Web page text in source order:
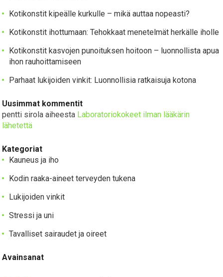
Kotikonstit kipeälle kurkulle – mikä auttaa nopeasti?
Kotikonstit ihottumaan: Tehokkaat menetelmät herkälle iholle
Kotikonstit kasvojen punoituksen hoitoon – luonnollista apua
ihon rauhoittamiseen
Parhaat lukijoiden vinkit: Luonnollisia ratkaisuja kotona
Uusimmat kommentit
pentti sirola aiheesta Laboratoriokokeet ilman lääkärin
lähetettä
Kategoriat
Kauneus ja iho
Kodin raaka-aineet terveyden tukena
Lukijoiden vinkit
Stressi ja uni
Tavalliset sairaudet ja oireet
Avainsanat